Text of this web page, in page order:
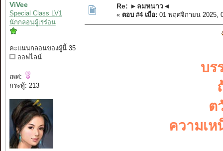
ViVee
Special Class LV1
นักกลอนผู้เร่ร่อน
คะแนนกลอนของผู้นี้ 35
ออฟไลน์
เพศ:
กระทู้: 213
Re: ►ลมหนาว◄
« ตอบ #4 เมื่อ: 01 พฤศจิกายน 2025,
บร
ต
ความเ